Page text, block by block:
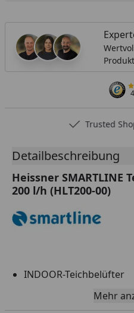
Trusted
Detailbeschreibung
Heissner SMARTLINE
200 l/h (HLT200-00)
INDOOR-Teichbelüfter
Inklusive
Mehr